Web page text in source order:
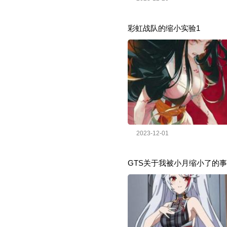
彩虹战队的缩小实验1
2023-12-01
GTS关于我被小月缩小了的